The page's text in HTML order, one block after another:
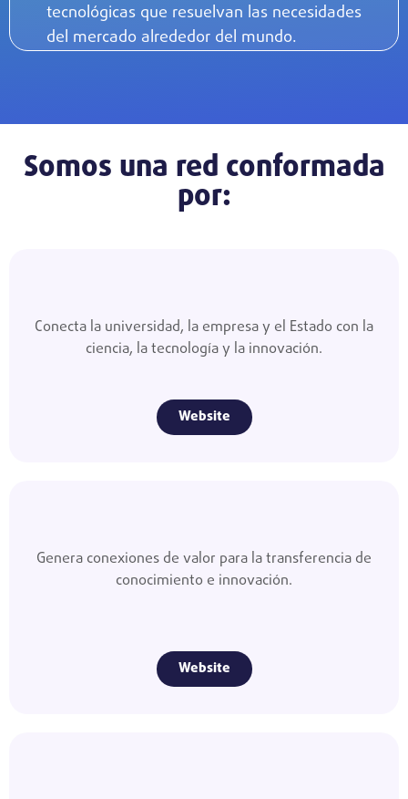
tecnológicas que resuelvan las necesidades
del mercado alrededor del mundo.
Somos una red conformada
por:
Conecta la universidad, la empresa y el Estado con la
ciencia, la tecnología y la innovación.
Website
Genera conexiones de valor para la transferencia de
conocimiento e innovación.
Website